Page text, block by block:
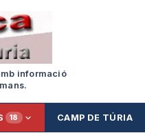
informació
18 CAMP DE TÚRIA